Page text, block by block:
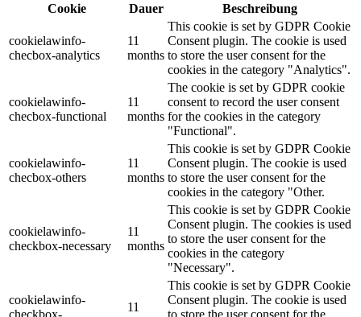
Cookie
Dauer Beschreibung
cookielawinfo-
checbox-analytics
11
months
This cookie is set by GDPR Cookie
Consent plugin. The cookie is used
to store the user consent for the
cookies in the category "Analytics".
cookielawinfo-
checbox-functional
11
months
The cookie is set by GDPR cookie
consent to record the user consent
for the cookies in the category
"Functional".
cookielawinfo-
checbox-others
11
months
This cookie is set by GDPR Cookie
Consent plugin. The cookie is used
to store the user consent for the
cookies in the category "Other.
cookielawinfo-
checkbox-necessary
11
months
This cookie is set by GDPR Cookie
Consent plugin. The cookies is used
to store the user consent for the
cookies in the category
"Necessary".
cookielawinfo-
11
This cookie is set by GDPR Cookie
Consent plugin. The cookie is used